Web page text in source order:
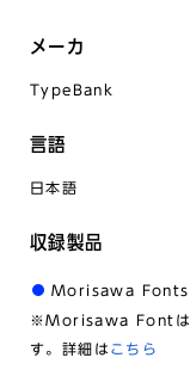
メーカ
TypeBank
言語
日本語
収録製品
Morisawa Fonts
※Morisawa Fontは
す。詳細は こちら